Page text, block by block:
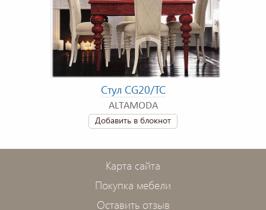
Стул CG20/TC
ALTAMODA
Добавить в блокнот
Карта сайта
Покупка мебели
Оставить отзыв